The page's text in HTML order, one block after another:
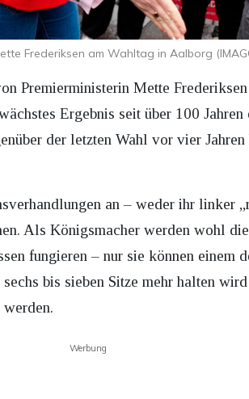
Frederiksen am Wahltag in Aalborg
Premierministerin Mette
Ergebnis seit über 100
der letzten Wahl vor vier
an – weder ihr linker
Als Königsmacher werden wohl
fungieren – nur sie können einem
bis sieben Sitze mehr halten
Werbung